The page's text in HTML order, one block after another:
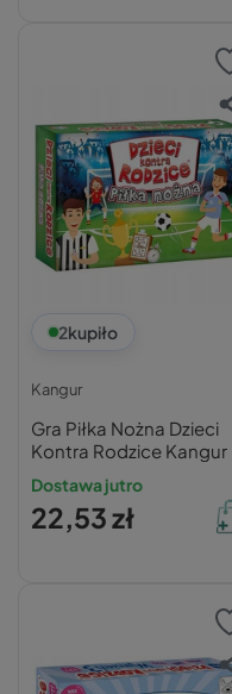
2kupiło
Kangur
Gra Piłka Nożna Dzieci
Kontra Rodzice Kangur
Dostawa jutro
22,53 zł